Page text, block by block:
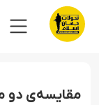
مقایسه‌ی دو